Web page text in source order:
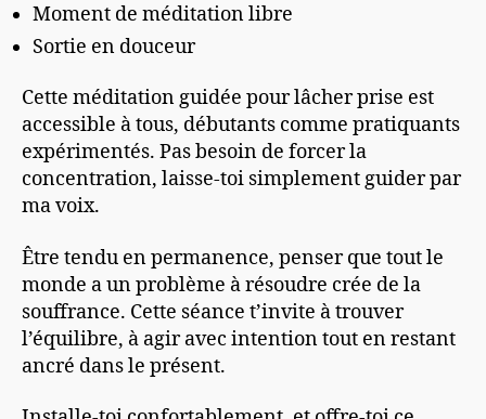
Moment de méditation libre
Sortie en douceur
Cette méditation guidée pour lâcher prise est
accessible à tous, débutants comme pratiquants
expérimentés. Pas besoin de forcer la
concentration, laisse-toi simplement guider par
ma voix.
Être tendu en permanence, penser que tout le
monde a un problème à résoudre crée de la
souffrance. Cette séance t’invite à trouver
l’équilibre, à agir avec intention tout en restant
ancré dans le présent.